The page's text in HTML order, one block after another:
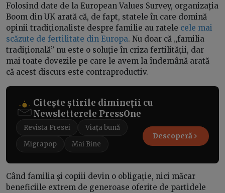
Folosind date de la European Values Survey, organizația
Boom din UK arată că, de fapt, statele în care domină
opinii tradiționaliste despre familie au ratele cele mai
scăzute de fertilitate din Europa. Nu doar că „familia
tradițională” nu este o soluție în criza fertilității, dar
mai toate dovezile pe care le avem la îndemână arată
că acest discurs este contraproductiv.
Citește știrile dimineții cu
Newsletterele PressOne
Revista Presei
Viața bună
Migrapop
Mai Bine
Descoperă
Când familia și copiii devin o obligație, nici măcar
beneficiile extrem de generoase oferite de partidele